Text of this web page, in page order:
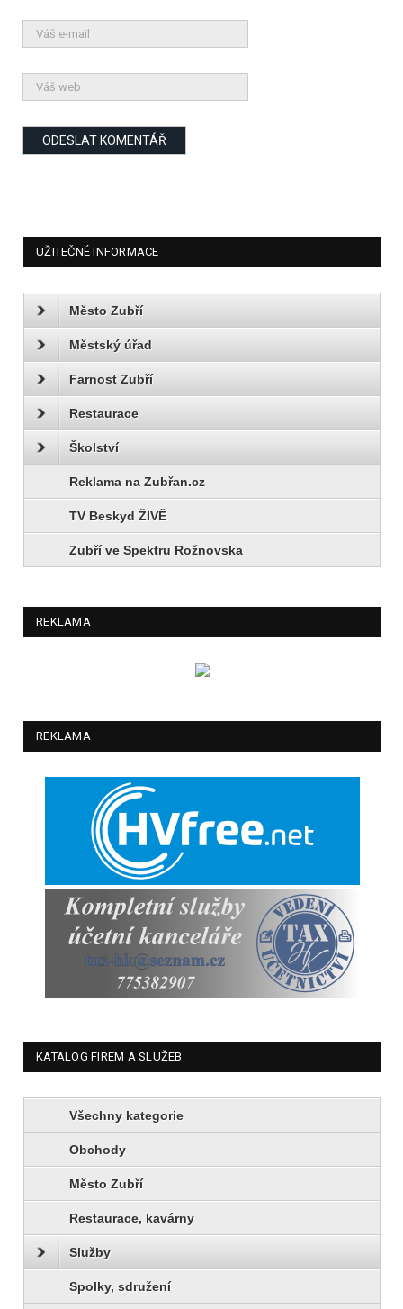
UŽITEČNÉ INFORMACE
Město Zubří
Městský úřad
Farnost Zubří
Restaurace
Školství
Reklama na Zubřan.cz
TV Beskyd ŽIVĚ
Zubří ve Spektru Rožnovska
REKLAMA
REKLAMA
KATALOG FIREM A SLUŽEB
Všechny kategorie
Obchody
Město Zubří
Restaurace, kavárny
Služby
Spolky, sdružení